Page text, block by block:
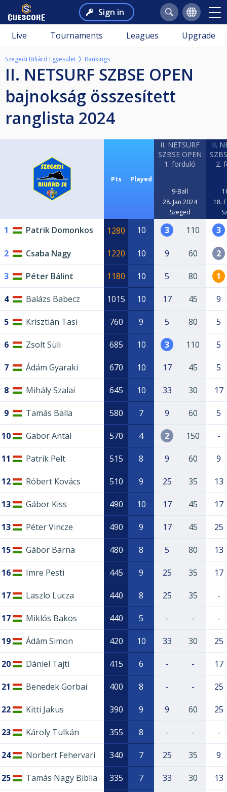
Sign in
Live Tournaments Leagues Upgrade
Szegedi Biliárd Egyesület Rankings
II. NETSURF SZBSE OPEN
bajnokság összesített
ranglista 2024
Pts Played
II. NETSURF
SZBSE OPEN
1. forduló
9-Ball
28. Jan 2024
Szeged
II.
2.
18.
1 Patrik Domonkos 1280 10 3 110 3
2 Csaba Nagy 1220 10 9 60 2
3 Péter Bálint 1180 10 5 80 1
4 Balázs Babecz 1015 10 17 45 9
5 Krisztián Tasi 760 9 5 80 5
6 Zsolt Süli 685 10 3 110 5
7 Ádám Gyaraki 670 10 17 45 5
8 Mihály Szalai 645 10 33 30 17
9 Tamás Balla 580 7 9 60 5
10 Gabor Antal 570 4 2 150 -
11 Patrik Pelt 515 8 9 60 9
12 Róbert Kovács 510 9 25 35 13
13 Gábor Kiss 490 10 17 45 17
13 Péter Vincze 490 9 17 45 25
15 Gábor Barna 480 8 5 80 13
16 Imre Pesti 445 9 25 35 17
17 Laszlo Lucza 440 8 25 35 -
17 Miklós Bakos 440 5 - - -
19 Ádám Simon 420 10 33 30 25
20 Dániel Tajti 415 6 - - 17
21 Benedek Gorbai 400 8 - - 25
22 Kitti Jakus 390 9 9 60 25
23 Károly Tulkán 355 8 - - -
24 Norbert Fehervari 340 7 25 35 9
25 Tamás Nagy Biblia 335 7 33 30 13